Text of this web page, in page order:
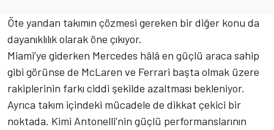
Öte yandan takımın çözmesi gereken bir diğer konu da
dayanıklılık olarak öne çıkıyor.
Miami’ye giderken Mercedes hâlâ en güçlü araca sahip
gibi görünse de McLaren ve Ferrari başta olmak üzere
rakiplerinin farkı ciddi şekilde azaltması bekleniyor.
Ayrıca takım içindeki mücadele de dikkat çekici bir
noktada. Kimi Antonelli’nin güçlü performanslarının